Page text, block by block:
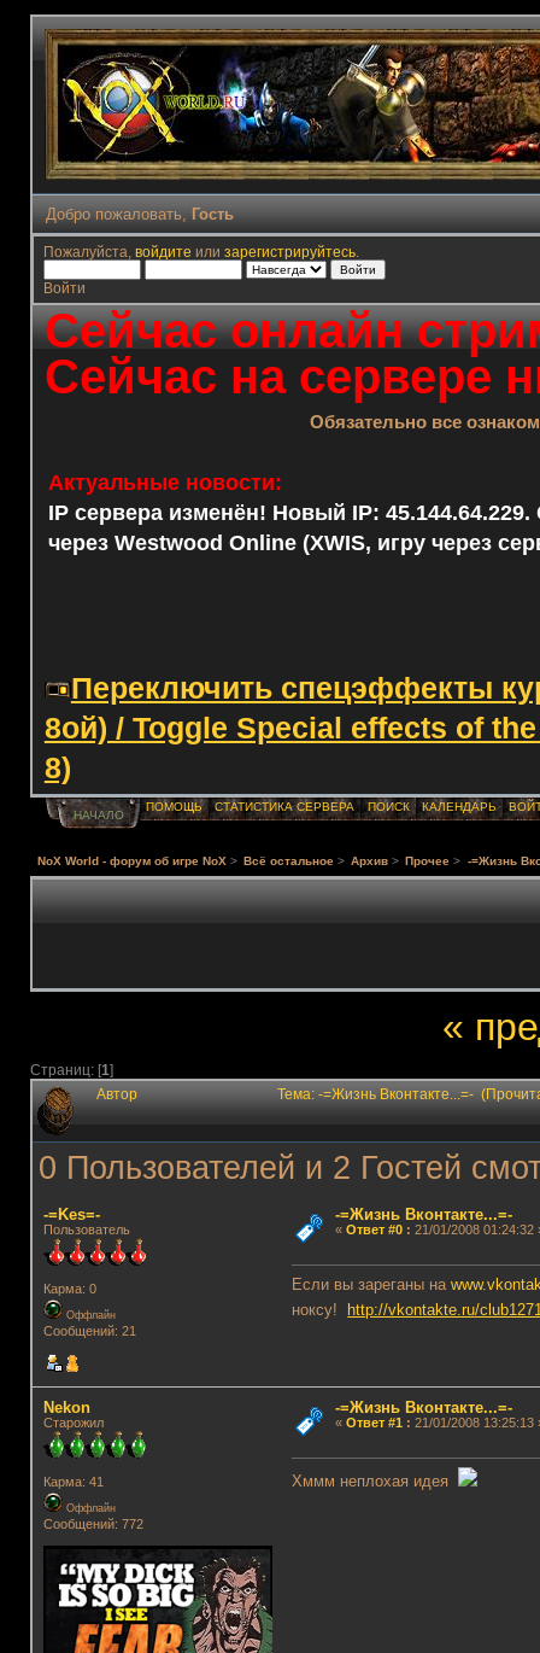
Добро пожаловать, Гость
Пожалуйста, войдите или зарегистрируйтесь.
Войти
Сейчас онлайн
Сейчас на сервере
Обязательно все
Актуальные новости:
IP сервера изменён! Новый IP: 45.144.64.229.
через Westwood Online (XWIS, игру через
Переключить спецэффекты
8ой) / Toggle Special effects of
8)
НАЧАЛО
ПОМОЩЬ СТАТИСТИКА СЕРВЕРА ПОИСК КАЛЕНДАРЬ
NoX World - форум об игре NoX > Всё остальное > Архив > Прочее > -=Жизнь
«
Страниц: [1]
Автор Тема: -=Жизнь Вконтакте...=-
0 Пользователей и 2 Гостей
-=Kes=-
Пользователь
Карма: 0
Оффлайн
Сообщений: 21
-=Жизнь Вконтакте...=-
« Ответ #0: 21/01/2008 01:24:32
Если вы зареганы на
ноксу!
http://vkontakte.ru/
Nekon
Старожил
Карма: 41
Оффлайн
Сообщений: 772
-=Жизнь Вконтакте...=-
« Ответ #1 : 21/01/2008 13:25:13
Хммм неплохая идея